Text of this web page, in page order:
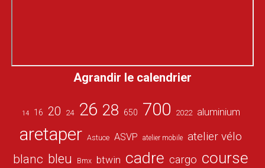
Agrandir le calendrier
14 16 20 24 26 28 650 700 2022 aluminium
aretaper Astuce ASVP atelier mobile atelier vélo
blanc bleu Bmx btwin cadre cargo course